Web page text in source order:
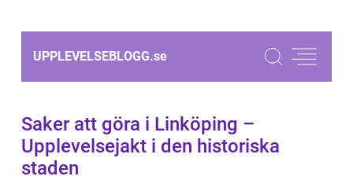
UPPLEVELSEBLOGG.se
Saker att göra i Linköping –
Upplevelsejakt i den historiska
staden